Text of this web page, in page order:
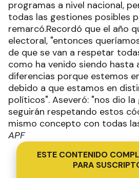
programas a nivel nacional,
todas las gestiones posibles
remarcó.Recordó que el año
electoral, "entonces
de que se van a respetar
como ha venido siendo hasta
diferencias porque estemos
debido a que estamos en
políticos". Aseveró: "nos dio
seguirán respetando estos
mismo concepto con todas
APF
ESTE CONTENIDO
PARA